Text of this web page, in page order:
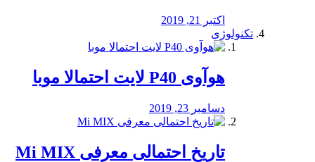
اکتبر 21, 2019
تکنولوژی
هوآوی P40 لایت احتمالا موبا
دسامبر 23, 2019
تاریخ احتمالی معرفی Mi MIX